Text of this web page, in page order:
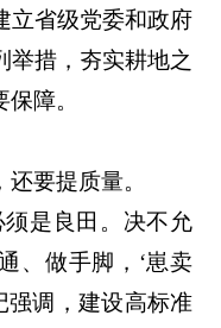
立省级党委和政府
举措，夯实耕地之
障。
要提质量。
是良田。决不允
、做手脚，‘崽卖
强调，建设高标准